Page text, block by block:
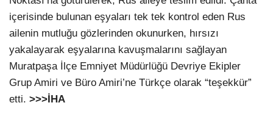
içerisinde bulunan eşyaları tek tek kontrol eden Rus
ailenin mutluğu gözlerinden okunurken, hırsızı
yakalayarak eşyalarına kavuşmalarını sağlayan
Muratpaşa İlçe Emniyet Müdürlüğü Devriye Ekipler
Grup Amiri ve Büro Amiri’ne Türkçe olarak “teşekkür”
etti. >>>İHA